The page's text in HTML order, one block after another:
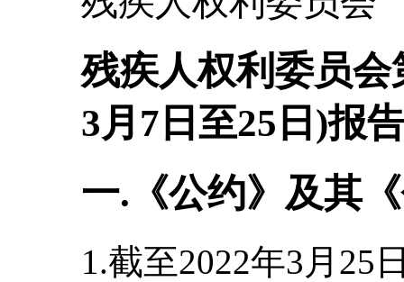
残疾人权利委员会
3月7日至25日)报
一.《公约》及其
1.截至2022年3月25